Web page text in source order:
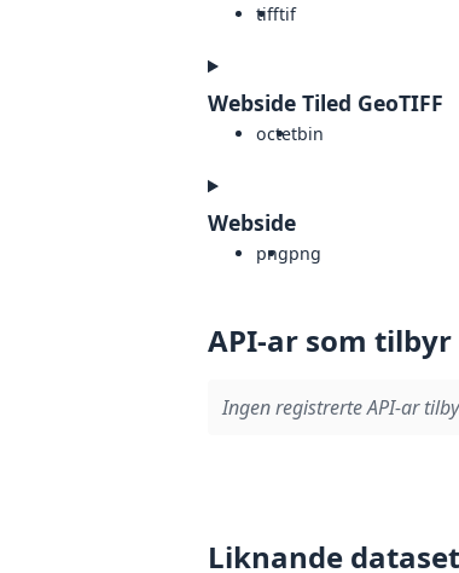
tifftif
Webside Tiled GeoTIFF
octetbin
Webside
pngpng
API-ar som
Ingen registrerte API-ar
Liknande